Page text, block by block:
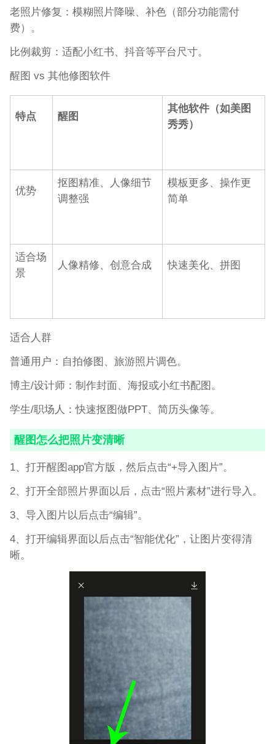
老照片修复：模糊照片降噪、补色（部分功能需付
费）。
比例裁剪：适配小红书、抖音等平台尺寸。
醒图 vs 其他修图软件
特点 醒图
其他软件（如美图
秀秀）
优势
抠图精准、人像细节
调整强
模板更多、操作更
简单
适合场
景
人像精修、创意合成 快速美化、拼图
适合人群
普通用户：自拍修图、旅游照片调色。
博主/设计师：制作封面、海报或小红书配图。
学生/职场人：快速抠图做PPT、简历头像等。
醒图怎么把照片变清晰
1、打开醒图app官方版，然后点击“+导入图片”。
2、打开全部照片界面以后，点击“照片素材”进行导入。
3、导入图片以后点击“编辑”。
4、打开编辑界面以后点击“智能优化”，让图片变得清
晰。